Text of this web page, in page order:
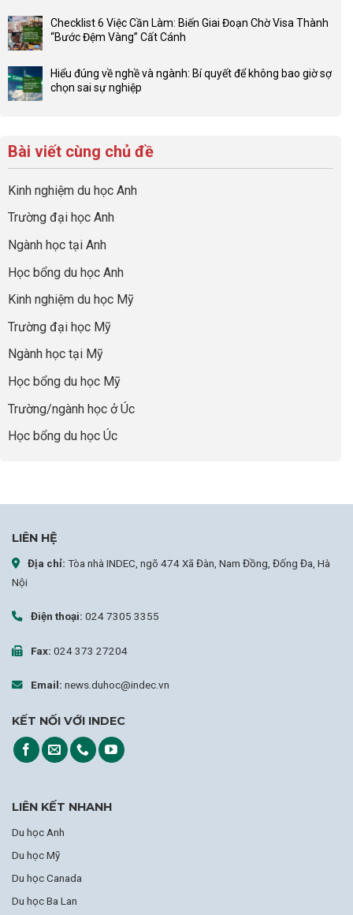
sức
mạnh
network
gia
đình
sự
nghiệp
Đầu
tư
sớm:
Chiến
hiệu
quả
của
cha
thông
bình
luận
Đừng
để
hồ
sơ
du
học
“Dày
hoạt
động
nhưng
thiếu
năng
lực”
Checklist 6 Việc Cần Làm: Biến Giai Đoạn Chờ Visa Thành
“Bước Đệm Vàng” Cất Cánh
bình
luận
Việc
Biến
Đoạn
Visa
“Bước
Vàng”
Cất
Cánh
Hiểu đúng về nghề và ngành: Bí quyết để không bao giờ sợ
chọn sai sự nghiệp
luận
ở
Hiểu
đúng
nghề
và
ngành:
quyết
không
giờ
chọn
sự
Bài viết cùng chủ đề
Kinh nghiệm du học Anh
Trường đại học Anh
Ngành học tại Anh
Học bổng du học Anh
Kinh nghiệm du học Mỹ
Trường đại học Mỹ
Ngành học tại Mỹ
Học bổng du học Mỹ
Trường/ngành học ở Úc
Học bổng du học Úc
LIÊN HỆ
Địa chỉ: Tòa nhà INDEC, ngõ 474 Xã Đàn, Nam Đồng, Đống Đa, Hà
Nội
Điện thoại: 024 7305 3355
Fax: 024 373 27204
Email: news.duhoc@indec.vn
KẾT NỐI VỚI INDEC
LIÊN KẾT NHANH
Du học Anh
Du học Mỹ
Du học Canada
Du học Ba Lan